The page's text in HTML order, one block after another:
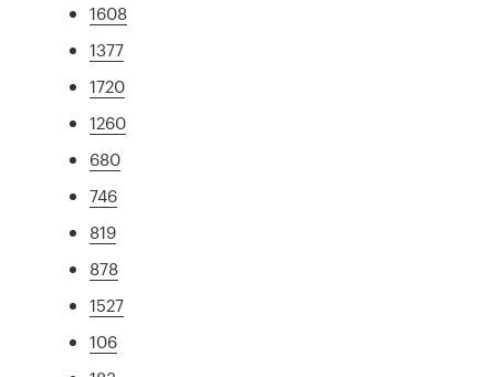
1608
1377
1720
1260
680
746
819
878
1527
106